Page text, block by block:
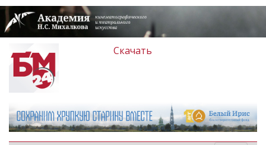
Скачать